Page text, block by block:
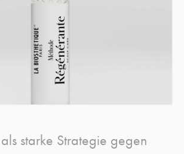
starke Strategie gegen